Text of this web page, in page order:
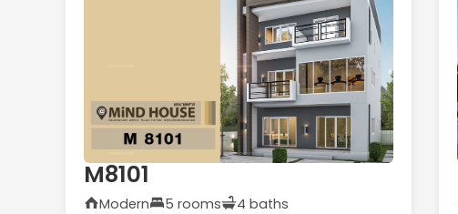
M8101
Modern 5 rooms 4 baths